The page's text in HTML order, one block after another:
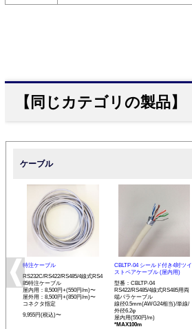
【同じカテゴリの製品】
ケーブル
特注ケーブル
RS232C/RS422/RS485/4線式RS4
85特注ケーブル
屋内用：8,500円+(550円/m)〜
屋外用：8,500円+(850円/m)〜
コネクタ指定
9,955円(税込)〜
CBLTP-04 シールド付き4対ツイ
ストペアケーブル (屋内用)
型番：CBLTP-04
RS422/RS485/4線式RS485用両
端バラケーブル
線径0.5mm(AWG24相当)/単線/
外径6.2φ
屋内用(550円/m)
*MAX100m